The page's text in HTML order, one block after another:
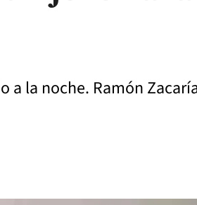
a la noche. Ramón